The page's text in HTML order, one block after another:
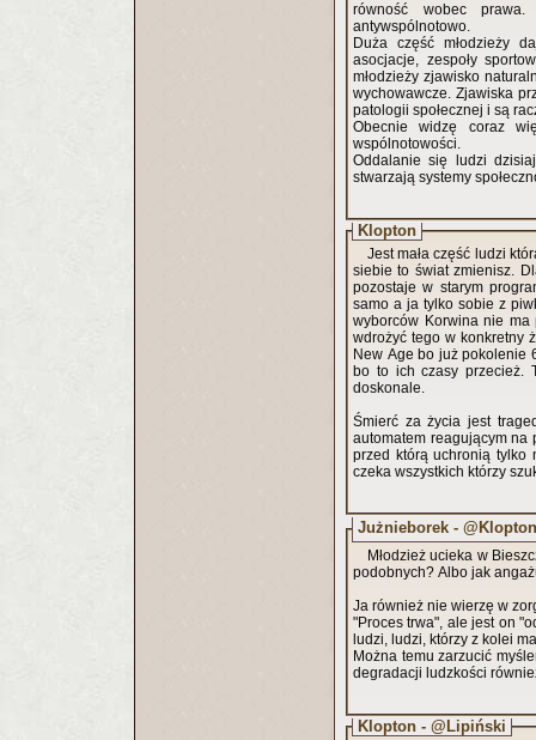
równość wobec prawa. W przeciwnym wypadku powstaje podział klasowy
antywspólnotowo.
Duża część młodzieży
asocjacje, zespoły
młodzieży zjawisko
wychowawcze. Zjawiska
patologii społecznej i są
Obecnie widzę coraz
wspólnotowości.
Oddalanie się ludzi
stwarzają systemy
Klopton
Jest mała część ludzi
siebie to świat zmienisz.
pozostaje w starym
samo a ja tylko sobie z
wyborców Korwina nie ma
wdrożyć tego w konkretny
New Age bo już pokolenie
bo to ich czasy przecież.
doskonale.
Śmierć za życia jest
automatem reagującym na podniety z zewnątrz bez
przed którą uchronią tylko
czeka wszystkich którzy
Jużnieborek - @Klopton
Młodzież ucieka w
podobnych? Albo jak
Ja również nie wierzę w
"Proces trwa", ale jest on
ludzi, ludzi, którzy z kolei
Można temu zarzucić
degradacji ludzkości
Klopton - @Lipiński